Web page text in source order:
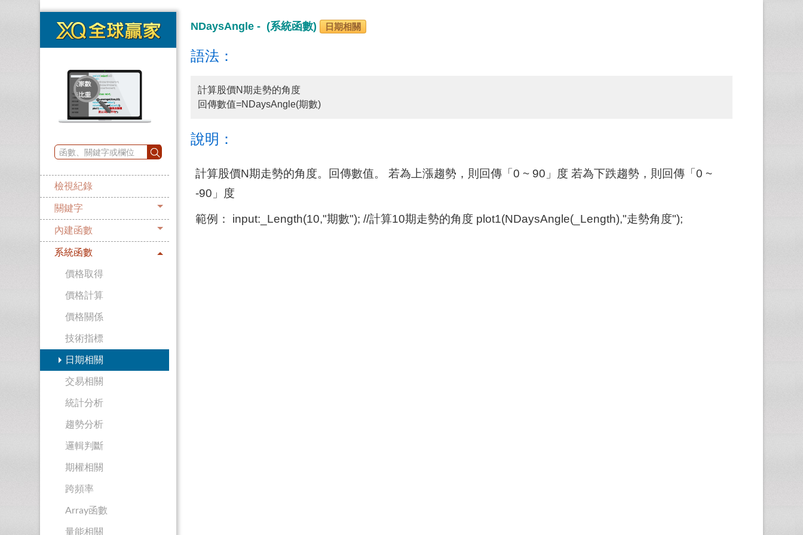
檢視紀錄
關鍵字
內建函數
系統函數
價格取得
價格計算
價格關係
技術指標
日期相關
交易相關
統計分析
趨勢分析
邏輯判斷
期權相關
跨頻率
Array函數
量能相關
NDaysAngle - (系統函數) 日期相關
語法：
計算股價N期走勢的角度
回傳數值=NDaysAngle(期數)
說明：
計算股價N期走勢的角度。回傳數值。 若為上漲趨勢，則回傳「0 ~ 90」度 若為下跌趨勢，則回傳「0 ~
-90」度
範例： input:_Length(10,"期數"); //計算10期走勢的角度 plot1(NDaysAngle(_Length),"走勢角度");